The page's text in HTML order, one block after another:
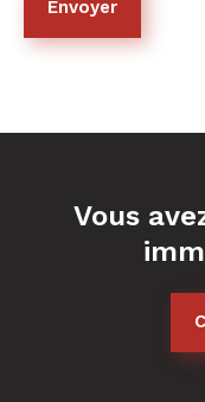
Envoyer
Vous